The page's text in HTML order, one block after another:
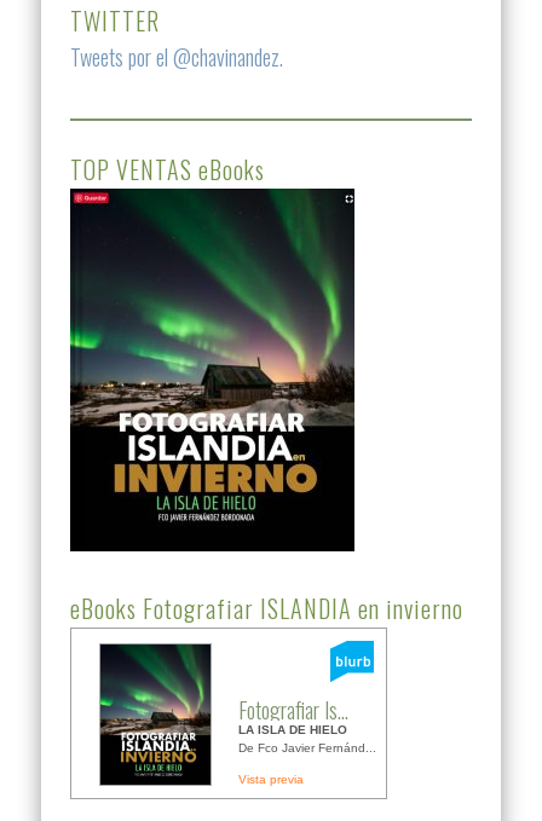
TWITTER
Tweets por el @chavinandez.
TOP VENTAS eBooks
eBooks Fotografiar ISLANDIA en invierno
Fotografiar Is...
LA ISLA DE HIELO
De Fco Javier Fernánd...
Vista previa